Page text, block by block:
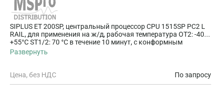
SIPLUS ET 200SP, центральный процессор CPU 1515SP PC2 L
RAIL, для применения на ж/д, рабочая температура OT2: -40...
+55°C ST1/2: 70 °C в течение 10 минут, с конформным
покрытием, на основе 6ES7677-2DB40-0GB0 . 8 GB RAM, 128
GB CFast, Ready4Linux, предустановлен софт-ПЛК S7-1500
подключение шинного адаптера ET 200SP PROFINET, 1x
10/100/1000 Mbit/s Ethernet DisplayPort, documentation on 2x
Развернуть
Цена, без НДС По запросу